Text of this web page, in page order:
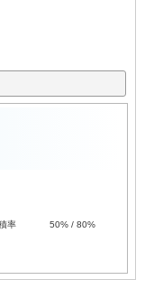
率
50% / 80%